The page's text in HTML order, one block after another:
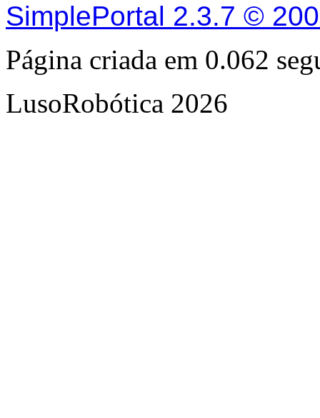
SimplePortal 2.3.7 ©
Página criada em 0.062
LusoRobótica 2026